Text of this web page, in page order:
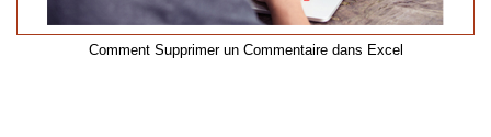
Comment Supprimer un Commentaire dans Excel